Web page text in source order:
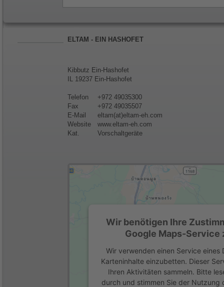
ELTAM - EIN HASHOFET
Kibbutz Ein-Hashofet
IL 19237 Ein-Hashofet
Telefon
+972 49035300
Fax
+972 49035507
E-Mail
eltam(at)eltam-eh.com
Website
www.eltam-eh.com
Kat.
Vorschaltgeräte
Wir benötigen Ihre
Google Maps-Service
Wir verwenden einen Service eines
Karteninhalte einzubetten. Dieser
Ihren Aktivitäten sammeln. Bitte
durch und stimmen Sie der Nutzung